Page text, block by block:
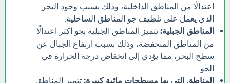
اعتدالًا من المناطق الداخلية، وذلك بسبب وجود البحر
الذي يعمل على تلطيف جو المناطق الساحلية.
المناطق الجبلية: تتميز المناطق الجبلية بجو أكثر اعتدالًا
من المناطق المنخفضة، وذلك بسبب ارتفاع الجبال عن
سطح البحر، مما يؤدي إلى انخفاض درجة الحرارة في
الجو.
المناطق التي بها مسطحات مائية كبيرة: تتميز المناطق